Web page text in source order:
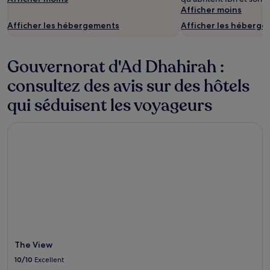
Afficher les hébergements
Afficher moins
Afficher les
Gouvernorat d'Ad Dhahirah :
consultez des avis sur des hôtels
qui séduisent les voyageurs
The View
10/10 Excellent